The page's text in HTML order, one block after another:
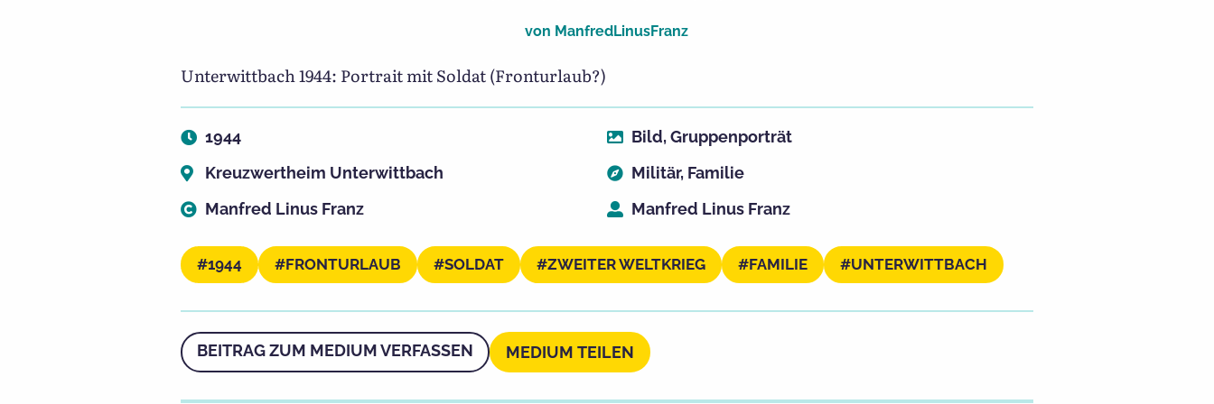
von ManfredLinusFranz
Unterwittbach 1944: Portrait mit Soldat (Fronturlaub?)
1944
Kreuzwertheim Unterwittbach
Bild,Gruppenporträt
Militär, Familie
Manfred Linus Franz
Manfred Linus Franz
1944 FRONTURLAUB SOLDAT ZWEITER WELTKRIEG FAMILIE UNTERWITTBACH
BEITRAG ZUM MEDIUM VERFASSEN MEDIUM TEILEN